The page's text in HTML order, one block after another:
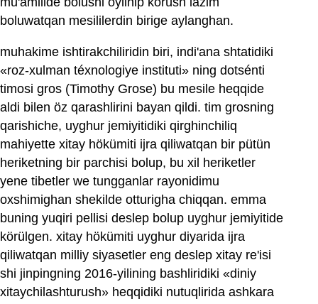
boluwatqan mesililerdin birige aylanghan.
muhakime ishtirakchiliridin biri, indi'ana shtatidiki
«roz-xulman téxnologiye instituti» ning dotsénti
timosi gros (Timothy Grose) bu mesile heqqide
aldi bilen öz qarashlirini bayan qildi. tim grosning
qarishiche, uyghur jemiyitidiki qirghinchiliq
mahiyette xitay hökümiti ijra qiliwatqan bir pütün
heriketning bir parchisi bolup, bu xil heriketler
yene tibetler we tungganlar rayonidimu
oxshimighan shekilde otturigha chiqqan. emma
buning yuqiri pellisi deslep bolup uyghur jemiyitide
körülgen. xitay hökümiti uyghur diyarida ijra
qiliwatqan milliy siyasetler eng deslep xitay re'isi
shi jinpingning 2016-yilining bashliridiki «diniy
xitaychilashturush» heqqidiki nutuqlirida ashkara